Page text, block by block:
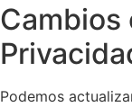
Cambios
Podemos